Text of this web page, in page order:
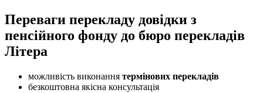
Переваги перекладу довідки з
пенсійного фонду до бюро перекладів
Літера
можливість виконання термінових перекладів
безкоштовна якісна консультація